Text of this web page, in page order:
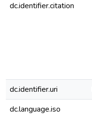
dc.identifier.citation
dc.identifier.uri
dc.language.iso